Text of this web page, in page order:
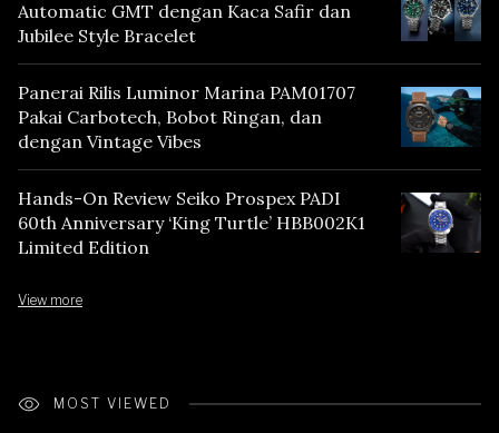
Automatic GMT dengan Kaca Safir dan
Jubilee Style Bracelet
Panerai Rilis Luminor Marina PAM01707
Pakai Carbotech, Bobot Ringan, dan
dengan Vintage Vibes
Hands-On Review Seiko Prospex PADI
60th Anniversary ‘King Turtle’ HBB002K1
Limited Edition
View more
MOST VIEWED